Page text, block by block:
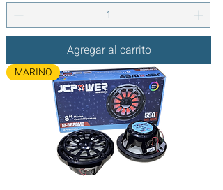
Agregar al carrito
MARINO